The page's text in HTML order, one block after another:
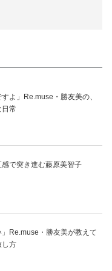
よ」Re.muse・勝友美の、
常
感で突き進む藤原美智子
」Re.muse・勝友美が教えて
し方